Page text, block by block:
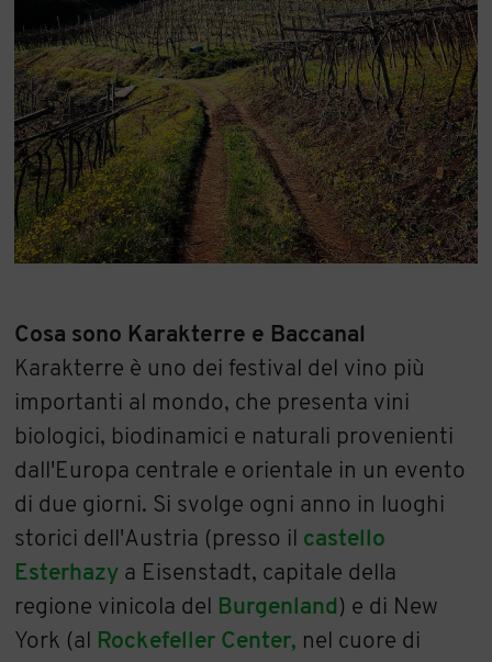
Cosa sono Karakterre e Baccanal
Karakterre è uno dei festival del vino più
importanti al mondo, che presenta vini
biologici, biodinamici e naturali provenienti
dall'Europa centrale e orientale in un evento
di due giorni. Si svolge ogni anno in luoghi
storici dell'Austria (presso il castello
Esterhazy a Eisenstadt, capitale della
regione vinicola del
Burgenland ) e di New
York (al
Rockefeller Center, nel cuore di